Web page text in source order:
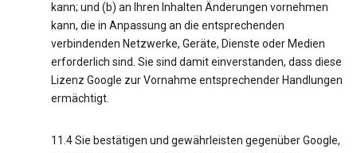
kann; und (b) an Ihren Inhalten Änderungen vornehmen
kann, die in Anpassung an die entsprechenden
verbindenden Netzwerke, Geräte, Dienste oder Medien
erforderlich sind. Sie sind damit einverstanden, dass diese
Lizenz Google zur Vornahme entsprechender Handlungen
ermächtigt.
11.4 Sie bestätigen und gewährleisten gegenüber Google,